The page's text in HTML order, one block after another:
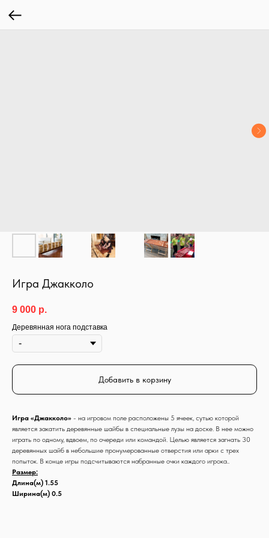
Игра Джакколо
9 000 р.
Деревянная нога подставка
Добавить в корзину
Игра «Джакколо» - на игровом поле расположены 5 ячеек, сутью которой
является закатить деревянные шайбы в специальные лузы на доске. В нее можно
играть по одному, вдвоем, по очереди или командой. Целью является загнать 30
деревянных шайб в небольшие пронумерованные отверстия или арки с трех
попыток. В конце игры подсчитываются набранные очки каждого игрока..
Размер:
Длина(м) 1.55
Ширина(м) 0.5